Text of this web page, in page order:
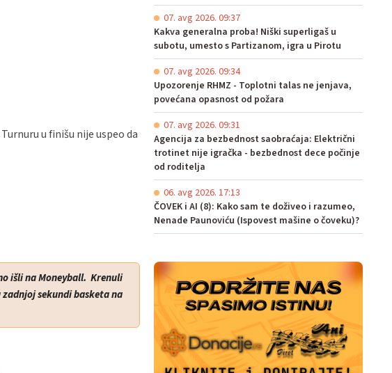
u finišu nije uspeo da
išli na Moneyball. Krenuli
sekundi basketa na
07. avg 2026. 09:37
Kakva generalna proba! Niški superligaš u
subotu, umesto s Partizanom, igra u Pirotu
07. avg 2026. 09:34
Upozorenje RHMZ - Toplotni talas ne jenjava,
povećana opasnost od požara
07. avg 2026. 09:31
Agencija za bezbednost saobraćaja: Električni
trotinet nije igračka - bezbednost dece počinje
od roditelja
06. avg 2026. 17:13
ČOVEK i AI (8): Kako sam te doživeo i razumeo,
Nenade Paunoviću (Ispovest mašine o čoveku)?